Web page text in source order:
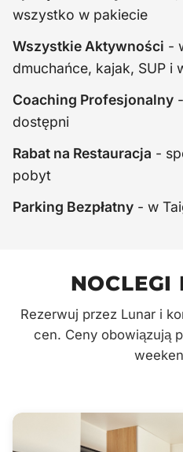
wszystko w pakiecie
Wszystkie Aktywności -
dmuchańce, kajak, SUP i
Coaching Profesjonalny
dostępni
Rabat na Restauracja -
pobyt
Parking Bezpłatny - w
NOCLEGI
Rezerwuj przez Lunar i
cen. Ceny obowiązują